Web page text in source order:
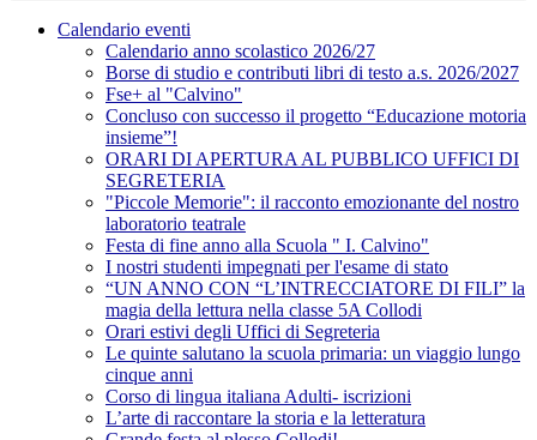
Calendario eventi
Calendario anno scolastico 2026/27
Borse di studio e contributi libri di testo a.s. 2026/2027
Fse+ al "Calvino"
Concluso con successo il progetto “Educazione motoria
insieme”!
ORARI DI APERTURA AL PUBBLICO UFFICI DI
SEGRETERIA
"Piccole Memorie": il racconto emozionante del nostro
laboratorio teatrale
Festa di fine anno alla Scuola " I. Calvino"
I nostri studenti impegnati per l'esame di stato
“UN ANNO CON “L’INTRECCIATORE DI FILI” la
magia della lettura nella classe 5A Collodi
Orari estivi degli Uffici di Segreteria
Le quinte salutano la scuola primaria: un viaggio lungo
cinque anni
Corso di lingua italiana Adulti- iscrizioni
L’arte di raccontare la storia e la letteratura